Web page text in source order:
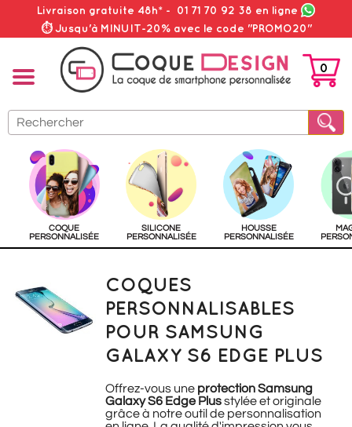
Livraison gratuite 48h* - 01 71 70 92 38 en ligne
⏱ Jusqu'à MINUIT-20% avec le code "PROMO20"
PANIER
0
COQUE
PERSONNALISÉE
SILICONE
PERSONNALISÉE
HOUSSE
PERSONNALISÉE
COQUES
PERSONNALISABLES
POUR SAMSUNG
GALAXY S6 EDGE PLUS
Offrez-vous une protection Samsung
Galaxy S6 Edge Plusstylée et originale
grâce à notre outil de personnalisation